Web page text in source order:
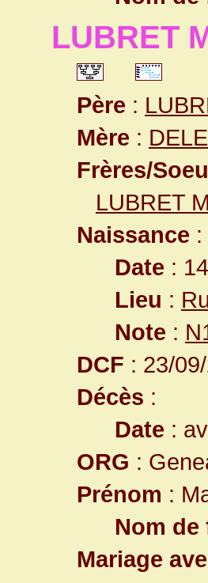
LUBRET
Père :
Mère :
Frères/
LUBRET
Naissance :
Date :
Lieu :
Note :
DCF : 23/
Décès :
Date :
ORG :
Prénom :
Nom de
Mariage